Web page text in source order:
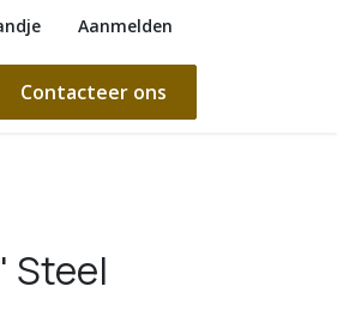
Aanmelden
Contacteer ons
Steel